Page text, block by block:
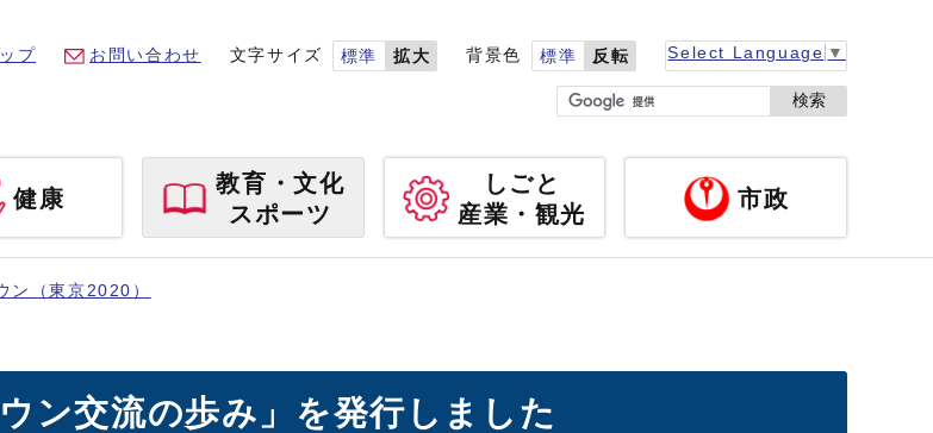
プ お問い合わせ 文字サイズ 標準 拡大 背景色 標準 反転 Select Language ▼
検索
健康
教育・文化
スポーツ
しごと
産業・観光
市政
ン（東京2020）
ン交流の歩み」を発行しました